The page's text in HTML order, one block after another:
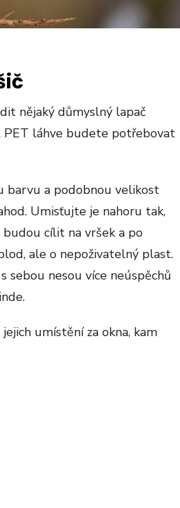
nějaký důmyslný lapač
PET láhve budete potřebovat
barvu a podobnou velikost
Umisťujte je nahoru tak,
budou cílit na vršek a po
ale o nepoživatelný plast.
sebou nesou více neúspěchů
umístění za okna, kam